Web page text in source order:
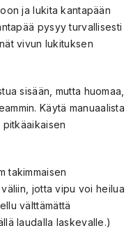
ja lukita kantapään
pysyy turvallisesti
vivun lukituksen
sisään, mutta huomaa,
Käytä manuaalista
pitkäaikaisen
takimmaisen
jotta vipu voi heilua
välttämättä
laudalla laskevalle.)